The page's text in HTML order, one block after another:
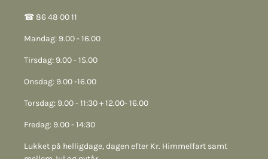
☎︎ 86 48 00 11
Mandag: 9.00 - 16.00
Tirsdag: 9.00 - 15.00
Onsdag: 9.00 -16.00
Torsdag: 9.00 - 11:30 + 12.00- 16.00
Fredag: 9.00 - 14:30
Lukket på helligdage, dagen efter Kr. Himmelfart samt